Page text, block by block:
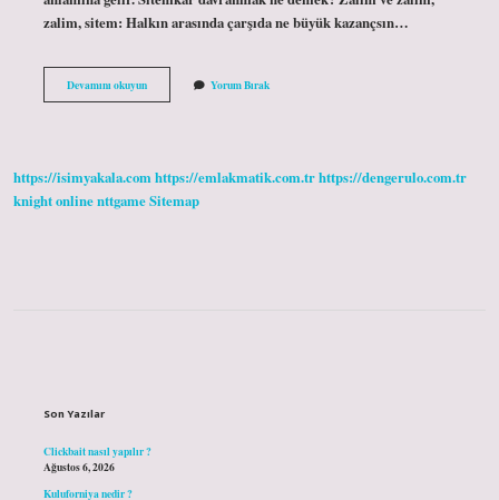
zalim, sitem: Halkın arasında çarşıda ne büyük kazançsın…
Devamını okuyunSitem
Ederek
Yorum Bırak
https://isimyakala.comhttps://emlakmatik.com.trhttps://dengerulo.com.tr
knight onlinenttgameSitemap
Son Yazılar
Clickbait nasıl yapılır ?
Ağustos 6, 2026
Kuluforniya nedir ?